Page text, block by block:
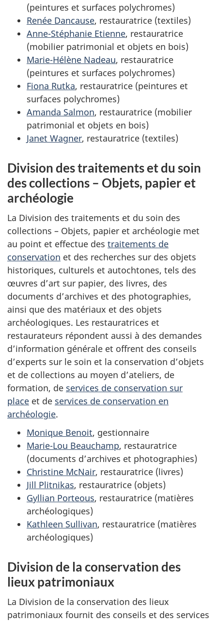
(peintures et surfaces polychromes)
Renée Dancause, restauratrice (textiles)
Anne-Stéphanie Etienne, restauratrice
(mobilier patrimonial et objets en bois)
Marie-Hélène Nadeau, restauratrice
(peintures et surfaces polychromes)
Fiona Rutka, restauratrice (peintures et
surfaces polychromes)
Amanda Salmon, restauratrice (mobilier
patrimonial et objets en bois)
Janet Wagner, restauratrice (textiles)
Division des traitements et du soin
des collections – Objets, papier et
archéologie
La Division des traitements et du soin des
collections – Objets, papier et archéologie met
au point et effectue des traitements de
conservation et des recherches sur des objets
historiques, culturels et autochtones, tels des
œuvres d’art sur papier, des livres, des
documents d’archives et des photographies,
ainsi que des matériaux et des objets
archéologiques. Les restauratrices et
restaurateurs répondent aussi à des demandes
d’information générale et offrent des conseils
d’experts sur le soin et la conservation d’objets
et de collections au moyen d’ateliers, de
formation, de services de conservation sur
place et de services de conservation en
archéologie.
Monique Benoit, gestionnaire
Marie-Lou Beauchamp, restauratrice
(documents d’archives et photographies)
Christine McNair, restauratrice (livres)
Jill Plitnikas, restauratrice (objets)
Gyllian Porteous, restauratrice (matières
archéologiques)
Kathleen Sullivan, restauratrice (matières
archéologiques)
Division de la conservation des
lieux patrimoniaux
La Division de la conservation des lieux
patrimoniaux fournit des conseils et des services